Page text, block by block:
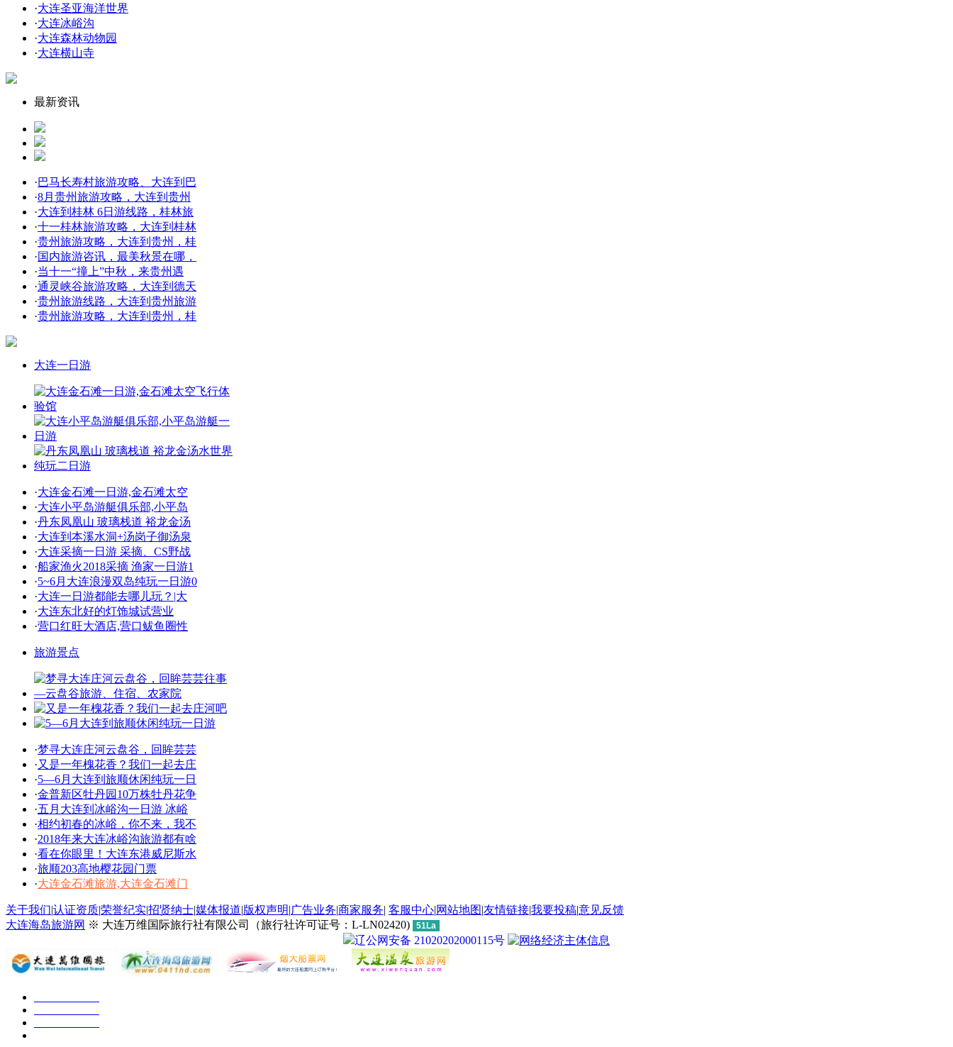
·大连圣亚海洋世界
·大连冰峪沟
·大连森林动物园
·大连横山寺
最新资讯
·巴马长寿村旅游攻略、大连到巴
·8月贵州旅游攻略，大连到贵州
·大连到桂林 6日游线路，桂林旅
·十一桂林旅游攻略，大连到桂林
·贵州旅游攻略，大连到贵州，桂
·国内旅游咨讯，最美秋景在哪，
·当十一“撞上”中秋，来贵州遇
·通灵峡谷旅游攻略，大连到德天
·贵州旅游线路，大连到贵州旅游
·贵州旅游攻略，大连到贵州，桂
大连一日游
·大连金石滩一日游,金石滩太空
·大连小平岛游艇俱乐部,小平岛
·丹东凤凰山 玻璃栈道 裕龙金汤
·大连到本溪水洞+汤岗子御汤泉
·大连采摘一日游 采摘、CS野战
·船家渔火2018采摘 渔家一日游1
·5~6月大连浪漫双岛纯玩一日游0
·大连一日游都能去哪儿玩？|大
·大连东北好的灯饰城试营业
·营口红旺大酒店,营口鲅鱼圈性
旅游景点
·梦寻大连庄河云盘谷，回眸芸芸
·又是一年槐花香？我们一起去庄
·5—6月大连到旅顺休闲纯玩一日
·金普新区牡丹园10万株牡丹花争
·五月大连到冰峪沟一日游 冰峪
·相约初春的冰峪，你不来，我不
·2018年来大连冰峪沟旅游都有啥
·看在你眼里！大连东港威尼斯水
·旅顺203高地樱花园门票
·大连金石滩旅游,大连金石滩门
关于我们|认证资质|荣誉纪实|招贤纳士|媒体报道|版权声明|广告业务|商家服务| 客服中心|网站地图|友情链接|我要投稿|意见反馈
大连海岛旅游网 ※ 大连万维国际旅行社有限公司（旅行社许可证号：L-LN02420) 51La
辽公网安备 21020202000115号